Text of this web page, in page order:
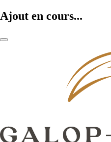
Ajout en cours...